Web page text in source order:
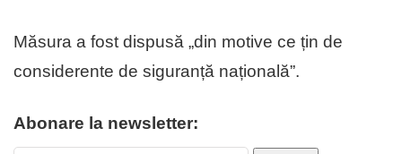
Măsura a fost dispusă „din motive ce țin de
considerente de siguranță națională”.
Abonare la newsletter: